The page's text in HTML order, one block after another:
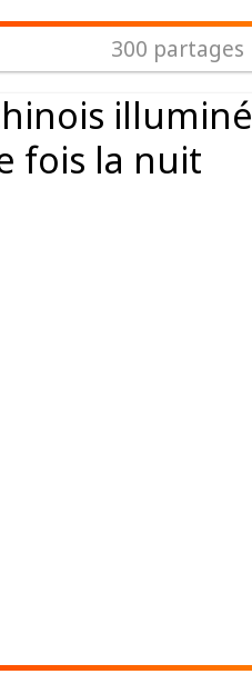
300 partages
illuminé
fois la nuit